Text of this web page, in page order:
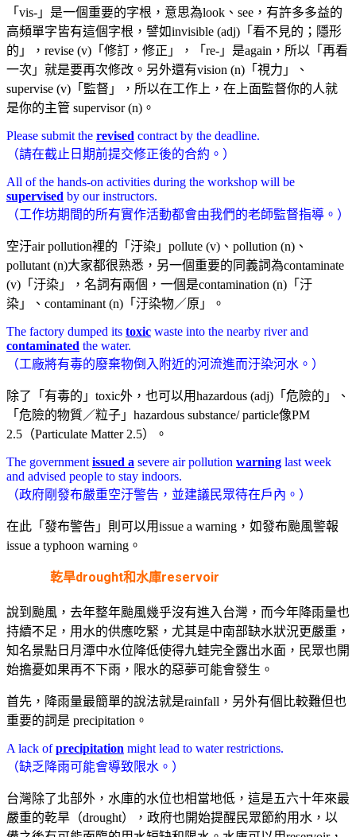
「vis-」是一個重要的字根，意思為look、see，有許多多益的
高頻單字皆有這個字根，譬如invisible (adj)「看不見的；隱形
的」，revise (v)「修訂，修正」，「re-」是again，所以「再看
一次」就是要再次修改。另外還有vision (n)「視力」、
supervise (v)「監督」，所以在工作上，在上面監督你的人就
是你的主管 supervisor (n)。
Please submit the revised contract by the deadline.
（請在截止日期前提交修正後的合約。）
All of the hands-on activities during the workshop will be
supervised by our instructors.
（工作坊期間的所有實作活動都會由我們的老師監督指導。）
空汙air pollution裡的「汙染」pollute (v)、pollution (n)、
pollutant (n)大家都很熟悉，另一個重要的同義詞為contaminate
(v)「汙染」，名詞有兩個，一個是contamination (n)「汙
染」、contaminant (n)「汙染物／原」。
The factory dumped its toxic waste into the nearby river and
contaminated the water.
（工廠將有毒的廢棄物倒入附近的河流進而汙染河水。）
除了「有毒的」toxic外，也可以用hazardous (adj)「危險的」、
「危險的物質／粒子」hazardous substance/ particle像PM
2.5（Particulate Matter 2.5）。
The governmentissued a severe air pollution warning last week
and advised people to stay indoors.
（政府剛發布嚴重空汙警告，並建議民眾待在戶內。）
在此「發布警告」則可以用issue a warning，如發布颱風警報
issue a typhoon warning。
乾旱drought和水庫reservoir
說到颱風，去年整年颱風幾乎沒有進入台灣，而今年降雨量也
持續不足，用水的供應吃緊，尤其是中南部缺水狀況更嚴重，
知名景點日月潭中水位降低使得九蛙完全露出水面，民眾也開
始擔憂如果再不下雨，限水的惡夢可能會發生。
首先，降雨量最簡單的說法就是rainfall，另外有個比較難但也
重要的詞是 precipitation。
A lack ofprecipitation might lead to water restrictions.
（缺乏降雨可能會導致限水。）
台灣除了北部外，水庫的水位也相當地低，這是五六十年來最
嚴重的乾旱（drought），政府也開始提醒民眾節約用水，以